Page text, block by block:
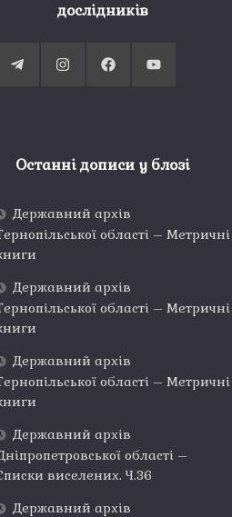
дослідників
Останні дописи у блозі
Державний архів
області – Метричні
Державний архів
області – Метричні
Державний архів
області – Метричні
Державний архів
області –
виселених. Ч.36
Державний архів